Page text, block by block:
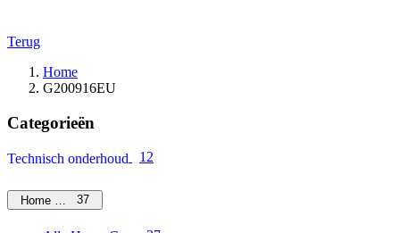
Terug
Home
G200916EU
Categorieën
Technisch onderhoud 12
Home Care37